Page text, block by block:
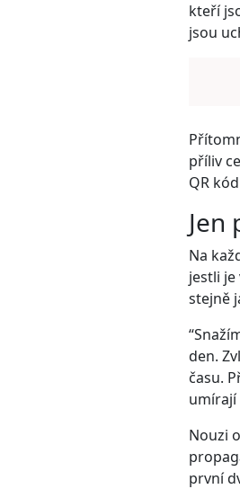
kteří
jsou
příliv
QR
Jen
Na
jestli je
stejně
den.
času.
umírají
Nouzi
první